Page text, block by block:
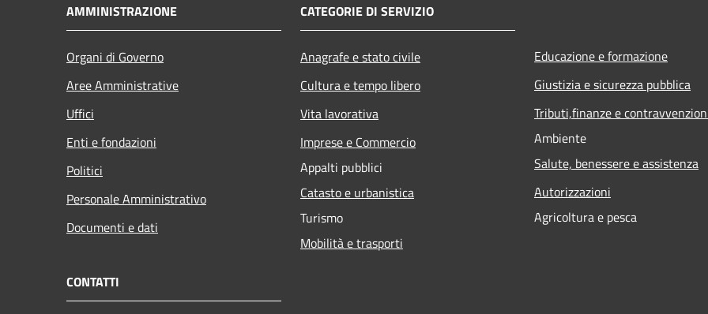
AMMINISTRAZIONE
Organi di Governo
Aree Amministrative
Uffici
Enti e fondazioni
Politici
Personale Amministrativo
Documenti e dati
CATEGORIE DI SERVIZIO
Anagrafe e stato civile
Cultura e tempo libero
Vita lavorativa
Imprese e Commercio
Appalti pubblici
Catasto e urbanistica
Turismo
Mobilità e trasporti
Educazione e formazione
Giustizia e sicurezza pubblica
Tributi,finanze e
Ambiente
Salute, benessere e assistenza
Autorizzazioni
Agricoltura e pesca
CONTATTI